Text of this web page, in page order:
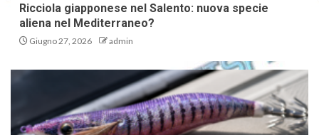
Ricciola giapponese nel Salento: nuova specie
aliena nel Mediterraneo?
Giugno 27, 2026 admin